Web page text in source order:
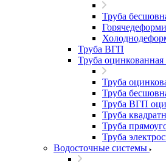
Труба
Труба ВГП
Труба оцинкованная
Труба
Труба
Труба ВГП
Труба
Труба
Труба
Водосточные системы